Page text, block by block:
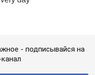
- подписывайся на